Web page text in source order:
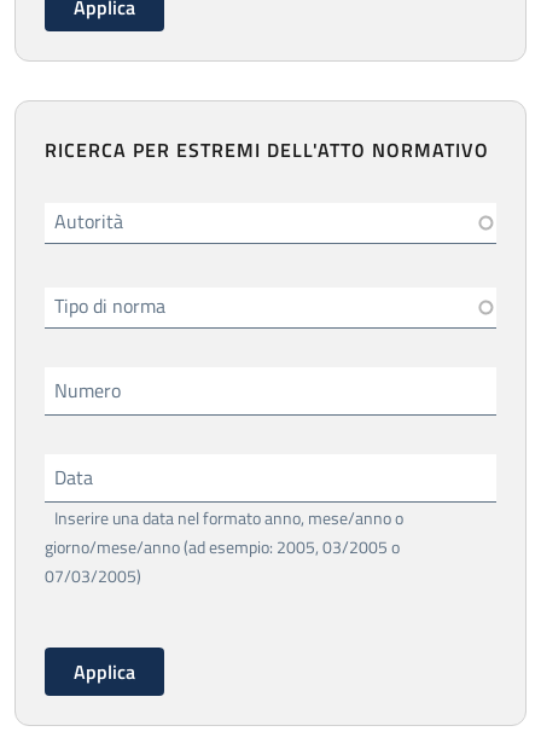
RICERCA PER ESTREMI DELL'ATTO NORMATIVO
Autorità
Tipo di norma
Numero
Data
Inserire una data nel formato anno, mese/anno o
giorno/mese/anno (ad esempio: 2005, 03/2005 o
07/03/2005)